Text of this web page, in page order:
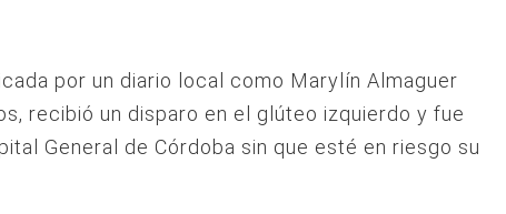
por un diario local como Marylín Almaguer
recibió un disparo en el glúteo izquierdo y fue
General de Córdoba sin que esté en riesgo su